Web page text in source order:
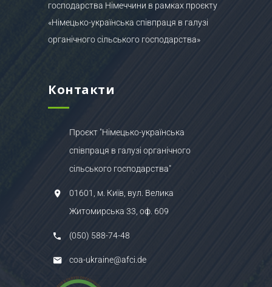
господарства Німеччини в рамках проєкту
«Німецько-українська співпраця в галузі
органічного сільського господарства»
Контакти
Проєкт "Німецько-українська
співпраця в галузі органічного
сільського господарства"
01601, м. Київ, вул. Велика
Житомирська 33, оф. 609
(050) 588-74-48
coa-ukraine@afci.de